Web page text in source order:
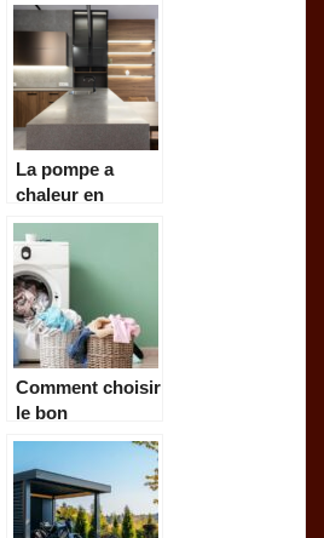
un bon choix ?
La pompe a
chaleur en
charente-
maritime : un
choix eco-
responsable et
avantageux
Comment choisir
le bon
électroménager
reconditionné
pour votre foyer